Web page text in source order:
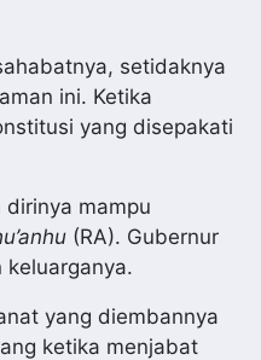
setidaknya
ini. Ketika
yang disepakati
mampu
(RA). Gubernur
yang diembannya
ketika menjabat